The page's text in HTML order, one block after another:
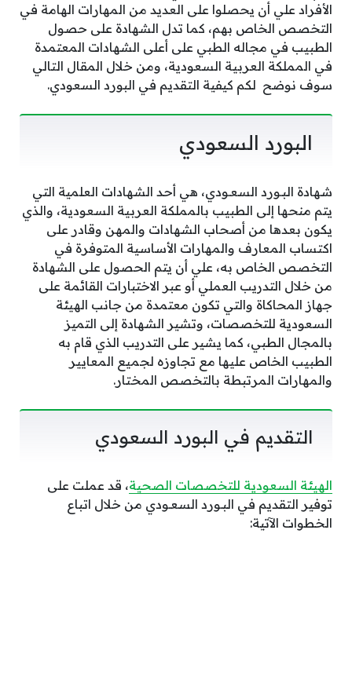
الأفراد علي أن يحصلوا على العديد من المهارات الهامة في
التخصص الخاص بهم، كما تدل الشهادة على حصول
الطبيب في مجاله الطبي على أعلى الشهادات المعتمدة
في المملكة العربية السعودية، ومن خلال المقال التالي
سوف نوضح لكم كيفية التقديم في البورد السعودي.
البورد السعودي
شهادة البـورد السعـودي، هي أحد الشهادات العلمية التي
يتم منحها إلى الطبيب بالمملكة العربية السعودية، والذي
يكون بعدها من أصحاب الشهادات والمهن وقادر على
اكتساب المعارف والمهارات الأساسية المتوفرة في
التخصص الخاص به، علي أن يتم الحصول على الشهادة
من خلال التدريب العملي أو عبر الاختبارات القائمة على
جهاز المحاكاة والتي تكون معتمدة من جانب الهيئة
السعودية للتخصصات، وتشير الشهادة إلى التميز
بالمجال الطبي، كما يشير على التدريب الذي قام به
الطبيب الخاص عليها مع تجاوزه لجميع المعايير
والمهارات المرتبطة بالتخصص المختار.
التقديم في البورد السعودي
الهيئة السعودية للتخصصات الصحية، قد عملت على
توفير التقديم في البـورد السعـودي من خلال اتباع
الخطوات الآتية: